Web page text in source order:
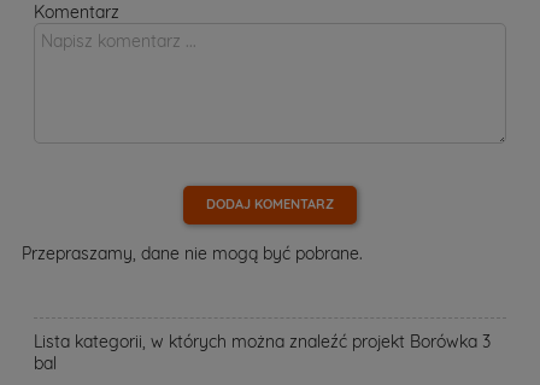
Komentarz
DODAJ KOMENTARZ
Przepraszamy, dane nie mogą być pobrane.
Lista kategorii, w których można znaleźć projekt Borówka 3
bal